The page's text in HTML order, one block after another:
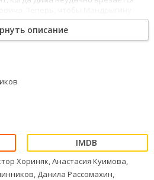
без внимания пациентов,
настоящим врачом и отправиться
описание
Хориняк, Анастасия Куимова,
Данила Рассомахин,